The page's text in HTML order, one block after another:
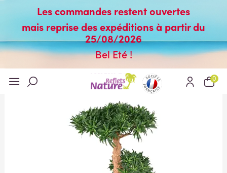
Les commandes restent ouvertes
mais reprise des expéditions à partir du
25/08/2026
Bel Eté !
0